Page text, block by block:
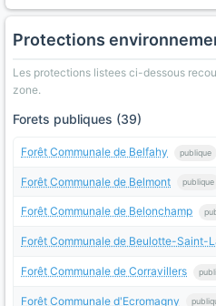
Protections
Les protections listees ci-dessous
zone.
Forets publiques (39)
Forêt Communale de Belfahy publique
Forêt Communale de Belmont publique
Forêt Communale de Belonchamp
Forêt Communale de Beulotte-Saint-
Forêt Communale de Corravillers
Forêt Communale d'Ecromagny